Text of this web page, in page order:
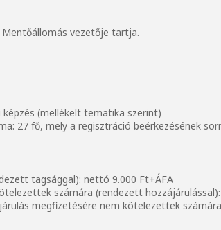
Mentőállomás vezetője tartja.
(mellékelt tematika szerint)
27 fő, mely a regisztráció beérkezésének
tagsággal): nettó 9.000 Ft+ÁFA
számára (rendezett
megfizetésére nem kötelezettek